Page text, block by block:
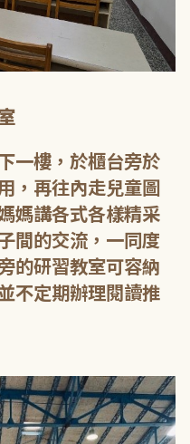
一樓，於櫃台旁於
，再往內走兒童圖
媽講各式各樣精采
間的交流，一同度
的研習教室可容納
不定期辦理閱讀推